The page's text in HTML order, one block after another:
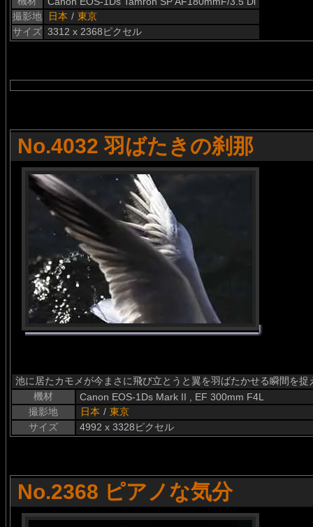
撮影地
日本 / 東京
サイズ 3312 x 2368ピクセル
No.4032 羽ばたきの刹那
池に居たカモメが今まさに飛び立とうと翼を羽ばたかせる瞬間を
機材
Canon EOS-1Ds Mark II , EF 300mm F4L
撮影地
日本 / 東京
サイズ
4992 x 3328ピクセル
No.2368 ピアノな気分